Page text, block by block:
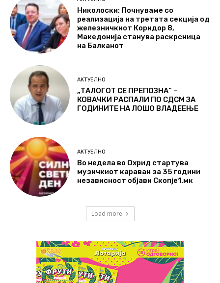
Николоски: Почнуваме со
реализација на третата секција од
железничкиот Коридор 8,
Македонија станува раскрсница
на Балканот
АКТУЕЛНО
„ТАЛОГОТ СЕ ПРЕПОЗНА“ –
КОВАЧКИ РАСПАЛИ ПО СДСМ ЗА
ГОДИНИТЕ НА ЛОШО ВЛАДЕЕЊЕ
АКТУЕЛНО
Во недела во Охрид стартува
музичкиот караван за 35 години
независност објави Скопје1.мк
Load more